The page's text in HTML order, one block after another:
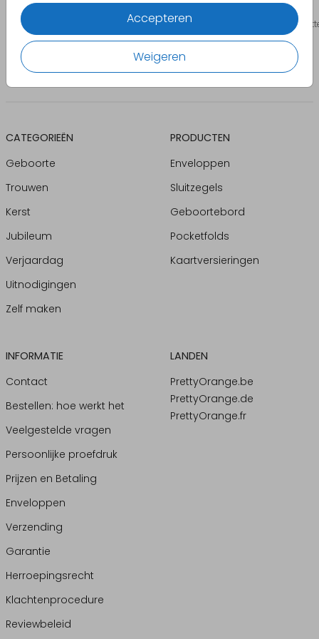
Accepteren
Weigeren
Naast een gedichtje kan je natuurlijk nog meer op je geboortekaartje
tekst op je geboortekaartje.
CATEGORIEËN
Geboorte
Trouwen
Kerst
Jubileum
Verjaardag
Uitnodigingen
Zelf maken
PRODUCTEN
Enveloppen
Sluitzegels
Geboortebord
Pocketfolds
Kaartversieringen
INFORMATIE
Contact
Bestellen: hoe werkt het
Veelgestelde vragen
Persoonlijke proefdruk
Prijzen en Betaling
Enveloppen
Verzending
Garantie
Herroepingsrecht
Klachtenprocedure
Reviewbeleid
LANDEN
PrettyOrange.be
PrettyOrange.de
PrettyOrange.fr